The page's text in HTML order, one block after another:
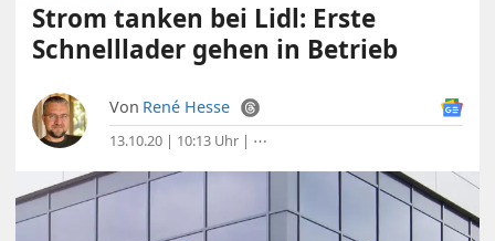
Strom tanken bei Lidl: Erste
Schnelllader gehen in Betrieb
Von René Hesse
13.10.20 | 10:13 Uhr | ⋯